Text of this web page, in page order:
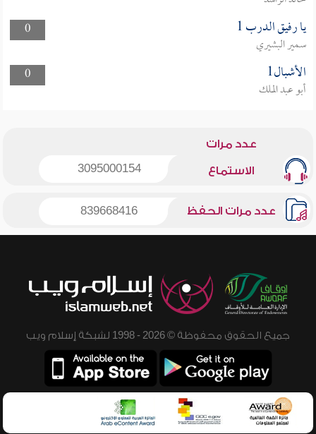
0
يا رفيق الدرب 1
سمير البشيري
0
الأشبال1
أبو عبد الملك
عدد مرات
الاستماع 3095000154
عدد مرات الحفظ 839668416
جميع الحقوق محفوظة © 2026 - 1998 لشبكة إسلام ويب